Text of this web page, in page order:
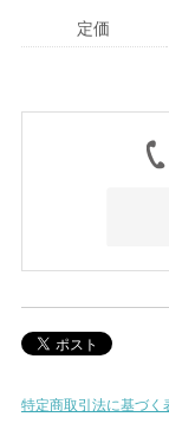
定価
特定商取引法に基づく